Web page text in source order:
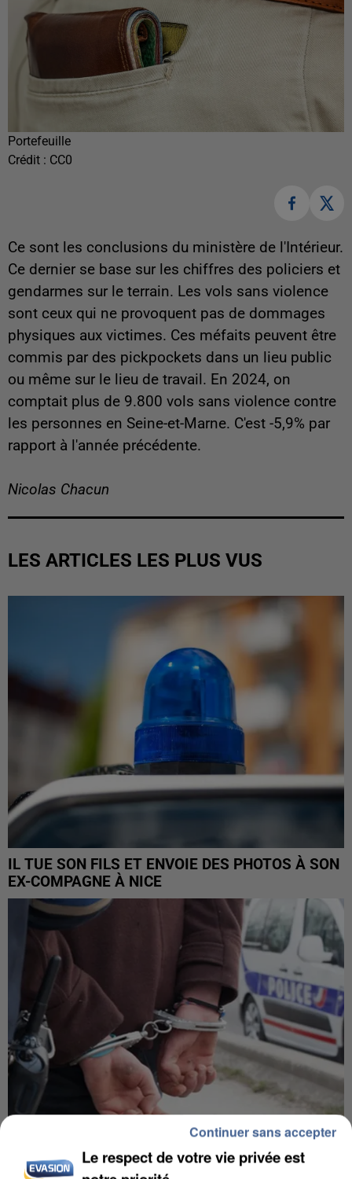
Portefeuille
Crédit : CC0
Ce sont les conclusions du ministère de l'Intérieur.
Ce dernier se base sur les chiffres des policiers et
gendarmes sur le terrain. Les vols sans violence
sont ceux qui ne provoquent pas de dommages
physiques aux victimes. Ces méfaits peuvent être
commis par des pickpockets dans un lieu public
ou même sur le lieu de travail. En 2024, on
comptait plus de 9.800 vols sans violence contre
les personnes en Seine-et-Marne. C'est -5,9% par
rapport à l'année précédente.
Nicolas Chacun
LES ARTICLES LES PLUS VUS
IL TUE SON FILS ET ENVOIE DES PHOTOS À SON
EX-COMPAGNE À NICE
L’UN DES FONDATEURS SUPPOSÉS DE LA DZ
Le respect de votre vie privée est
Continuer sans accepter